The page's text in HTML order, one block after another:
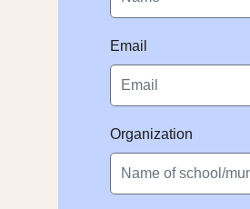
Email
Organization